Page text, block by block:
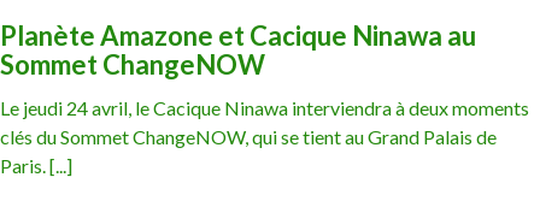
Planète Amazone et Cacique Ninawa au
Sommet ChangeNOW
Le jeudi 24 avril, le Cacique Ninawa interviendra à deux moments
clés du Sommet ChangeNOW, qui se tient au Grand Palais de
Paris. [...]